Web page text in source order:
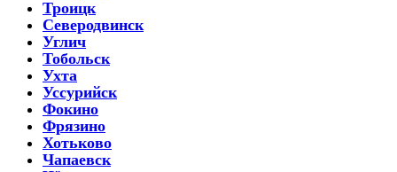
Троицк
Северодвинск
Углич
Тобольск
Ухта
Уссурийск
Фокино
Фрязино
Хотьково
Чапаевск